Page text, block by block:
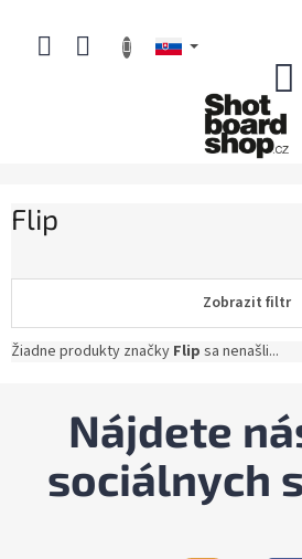
obsah
Flip
Zobrazit filtr
Žiadne produkty značky Flip sa nenašli...
Nájdete
sociálnych